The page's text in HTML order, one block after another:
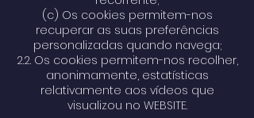
(c) Os cookies permitem-nos
recuperar as suas preferências
personalizadas quando navega;
2.2. Os cookies permitem-nos recolher,
anonimamente, estatísticas
relativamente aos vídeos que
visualizou no WEBSITE.